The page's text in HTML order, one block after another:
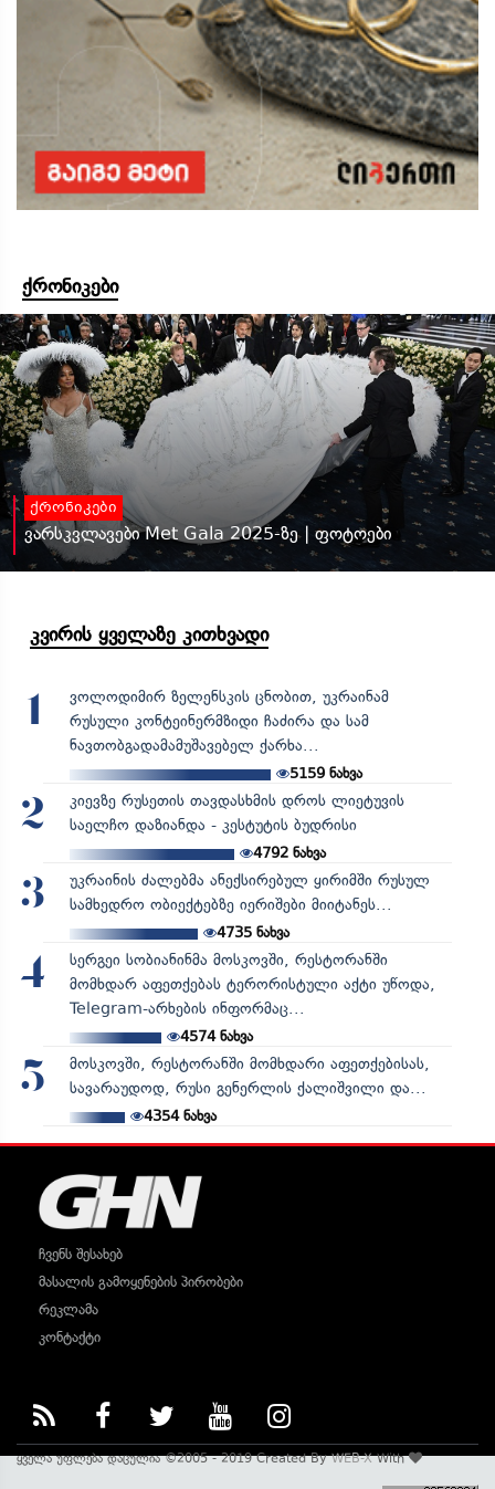
ქრონიკები
ქრონიკები
ვარსკვლავები Met Gala 2025-ზე | ფოტოები
კვირის ყველაზე კითხვადი
1
ვოლოდიმირ ზელენსკის ცნობით, უკრაინამ
რუსული კონტეინერმზიდი ჩაძირა და სამ
ნავთობგადამამუშავებელ ქარხა...
5159 ნახვა
2
კიევზე რუსეთის თავდასხმის დროს ლიეტუვის
საელჩო დაზიანდა - კესტუტის ბუდრისი
4792ნახვა
3
უკრაინის ძალებმა ანექსირებულ ყირიმში რუსულ
სამხედრო ობიექტებზე იერიშები მიიტანეს...
4735ნახვა
4
სერგეი სობიანინმა მოსკოვში, რესტორანში
მომხდარ აფეთქებას ტერორისტული აქტი უწოდა,
Telegram-არხების ინფორმაც...
4574ნახვა
5
მოსკოვში, რესტორანში მომხდარი აფეთქებისას,
სავარაუდოდ, რუსი გენერლის ქალიშვილი და...
4354ნახვა
ჩვენს შესახებ
მასალის გამოყენების პირობები
რეკლამა
კონტაქტი
ყველა უფლება დაცულია ©2005 - 2019 Created ByWEB-XWith